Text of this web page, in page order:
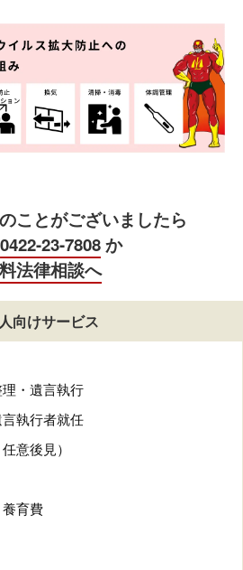
ことがございましたら
0422-23-7808か
法律相談へ
向けサービス
・遺言執行
執行者就任
意後見）
育費